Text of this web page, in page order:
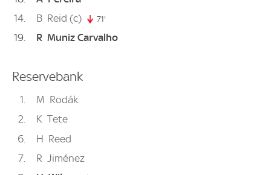
14
B Reid (c) 71'
19 R Muniz Carvalho
Reservebank
1 M Rodák
2
K Tete
6
H Reed
7
R
Jiménez